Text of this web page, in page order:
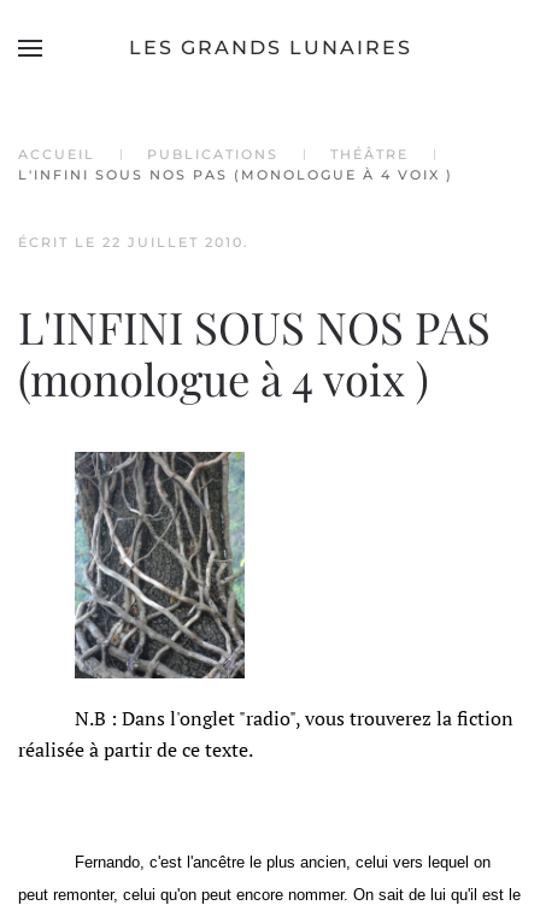
Accéder au contenu principal
LES GRANDS LUNAIRES
ACCUEIL PUBLICATIONS
THÉÂTRE
L'INFINI SOUS NOS PAS (MONOLOGUE À 4 VOIX )
ÉCRIT LE 22 JUILLET 2010.
L'INFINI SOUS NOS PAS
(monologue à 4 voix )
N.B : Dans l'onglet "radio", vous trouverez la fiction
réalisée à partir de ce texte.
Fernando, c'est l'ancêtre le plus ancien, celui vers lequel on
peut remonter, celui qu'on peut encore nommer. On sait de lui qu'il est le